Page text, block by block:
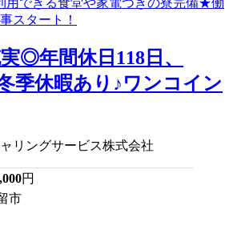
◎年間休日118日、
季休暇あり♪ワンコイン
リングサービス株式会社
円
市